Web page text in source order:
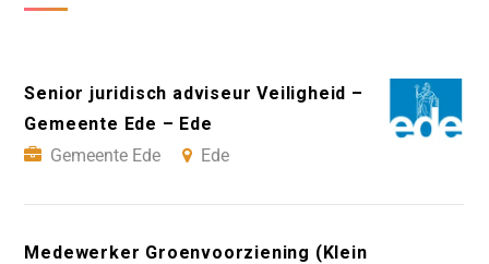
Senior juridisch adviseur Veiligheid –
Gemeente Ede – Ede
Gemeente Ede
Ede
Medewerker Groenvoorziening (Klein